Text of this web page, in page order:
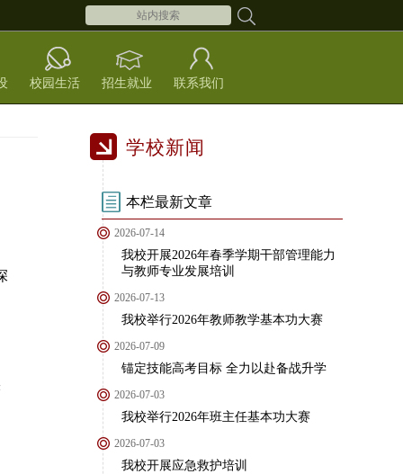
校园生活 招生就业 联系我们
学校新闻
本栏最新文章
2026-07-14
我校开展2026年春季学期干部管理能力
与教师专业发展培训
2026-07-13
我校举行2026年教师教学基本功大赛
2026-07-09
锚定技能高考目标 全力以赴备战升学
2026-07-03
我校举行2026年班主任基本功大赛
2026-07-03
我校开展应急救护培训